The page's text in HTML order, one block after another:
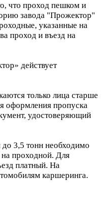
что проход пешком и
завода "Прожектор"
указанные на
проход и въезд на
действует
только лица старше
оформления пропуска
удостоверяющий
3,5 тонн необходимо
проходной. Для
платный. На
каршеринга.